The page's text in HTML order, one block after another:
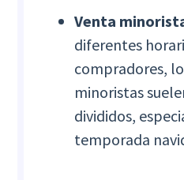
Venta
diferentes
compradores,
minoristas
divididos,
temporada